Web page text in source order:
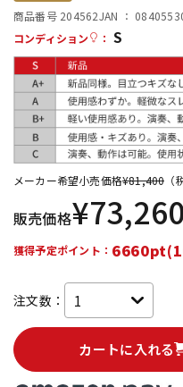
中古
商品番号 204562JAN ：
コンディション
： S
メーカー希望小売価格¥81,400 （
販売価格¥73,260
獲得予定ポイント：
注文数：
カートに入れる